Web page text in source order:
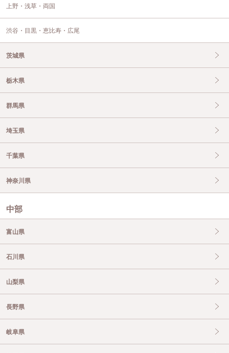
上野・浅草・両国
渋谷・目黒・恵比寿・広尾
茨城県
栃木県
群馬県
埼玉県
千葉県
神奈川県
中部
富山県
石川県
山梨県
長野県
岐阜県